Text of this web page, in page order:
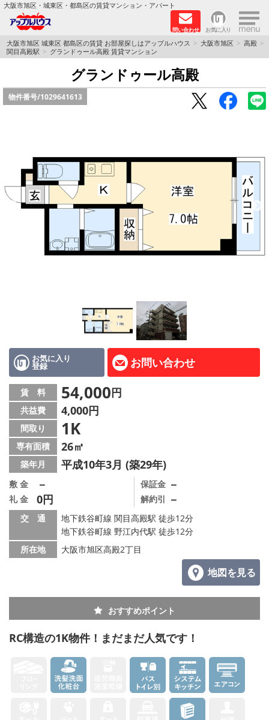
大阪市旭区・城東区・都島区の賃貸マンション・アパート
問い合わせ お気に入り ×
TOPページ
路線·駅から探す
地図から探す
スタッフ
店舗情報·アクセス
会社概要
メールでお問い合わせ
大阪市旭区 城東区 都島区の賃貸 お部屋探しはアップルハウス 大阪市旭区
高殿
関目高殿駅
グランドゥール高殿 賃貸マンション
グランドゥール高殿
物件番号/1029641613
お気に入り
登録 お問い合わせ
賃 料 54,000円
共益費 4,000円
間取り 1K
専有面積 26㎡
築年月 平成10年3月 (築29年)
敷 金 －
礼 金 0円
保証金 －
解約引 －
交 通
地下鉄谷町線 関目高殿駅 徒歩12分
地下鉄谷町線 野江内代駅 徒歩12分
所在地
大阪市旭区高殿2丁目
地図を見る
おすすめポイント
RC構造の1K物件！まだまだ人気です！